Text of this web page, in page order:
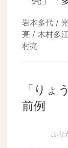
岩本多代 /
亮 / 木村多
村亮
「りょ
前例
ふり